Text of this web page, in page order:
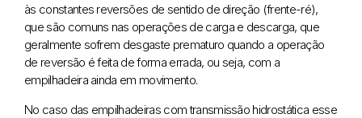
às constantes reversões de sentido de direção (frente-ré),
que são comuns nas operações de carga e descarga, que
geralmente sofrem desgaste prematuro quando a operação
de reversão é feita de forma errada, ou seja, com a
empilhadeira ainda em movimento.
No caso das empilhadeiras com transmissão hidrostática esse